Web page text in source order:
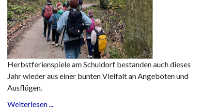
Herbstferienspiele am Schuldorf bestanden auch dieses
Jahr wieder aus einer bunten Vielfalt an Angeboten und
Ausflügen.
Weiterlesen ...